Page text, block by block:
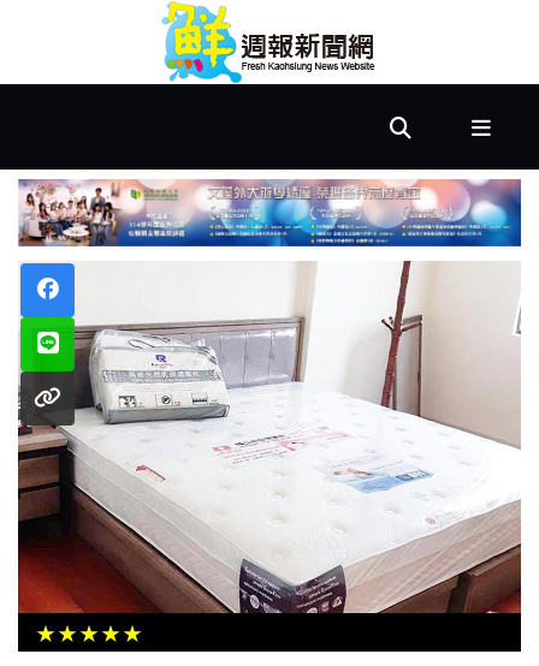
首
市
政
文
教
樂
活
居
家
生
活
★★★★★